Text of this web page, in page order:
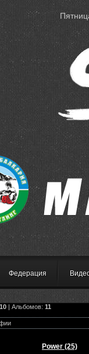
Федерация
| Альбомов: 11
Power (25)